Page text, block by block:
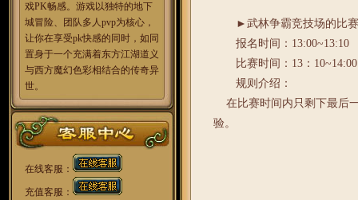
戏PK畅感。游戏以独特的地下
城冒险、团队多人pvp为核心，
让你在享受pk快感的同时，如同
置身于一个充满着东方江湖道义
与西方魔幻色彩相结合的传奇异
世。
在线客服：
充值客服：
►武林争霸竞技场的比赛
报名时间：13:00~13:10
比赛时间：13：10~14:00
规则介绍：
在比赛时间内只剩下最后
验。